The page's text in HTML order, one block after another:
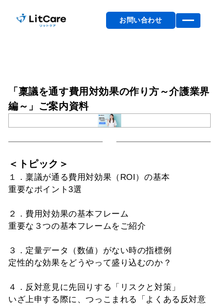
お問い合わせ
「稟議を通す費用対効果の作り方～介護業界
編～」ご案内資料
＜トピック＞
１．稟議が通る費用対効果（ROI）の基本
重要なポイント3選
２．費用対効果の基本フレーム
重要な３つの基本フレームをご紹介
３．定量データ（数値）がない時の指標例
定性的な効果をどうやって盛り込むのか？
４．反対意見に先回りする「リスクと対策」
いざ上申する際に、つっこまれる「よくある反対意